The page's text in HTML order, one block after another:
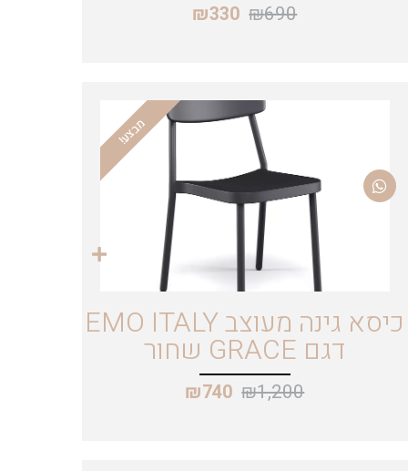
₪690
₪330
מבצע!
כיסא גינה מעוצב EMO ITALY
דגם GRACE שחור
₪1,200
₪740